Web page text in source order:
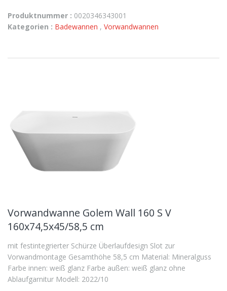
Produktnummer : 0020346343001
Kategorien : Badewannen , Vorwandwannen
Vorwandwanne Golem Wall 160 S V
160x74,5x45/58,5 cm
mit festintegrierter Schürze Überlaufdesign Slot zur
Vorwandmontage Gesamthöhe 58,5 cm Material: Mineralguss
Farbe innen: weiß glanz Farbe außen: weiß glanz ohne
Ablaufgarnitur Modell: 2022/10